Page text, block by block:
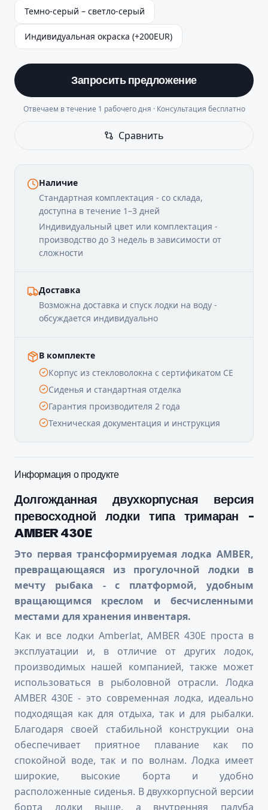
Темно-серый – светло-серый
Индивидуальная окраска (+200EUR)
Запросить предложение
Отвечаем в течение 1 рабочего дня · Консультация бесплатно
Сравнить
Наличие
Стандартная комплектация - со склада,
доступна в течение 1–3 дней
Индивидуальный цвет или комплектация -
производство до 3 недель в зависимости от
сложности
Доставка
Возможна доставка и спуск лодки на воду -
обсуждается индивидуально
В комплекте
Корпус из стекловолокна с сертификатом CE
Сиденья и стандартная отделка
Гарантия производителя 2 года
Техническая документация и инструкция
Информация о продукте
Долгожданная двухкорпусная версия
превосходной лодки типа тримаран -
AMBER 430E
Это первая трансформируемая лодка AMBER,
превращающаяся из прогулочной лодки в
мечту рыбака - с платформой, удобным
вращающимся креслом и бесчисленными
местами для хранения инвентаря.
Как и все лодки Amberlat, AMBER 430E проста в
эксплуатации и, в отличие от других лодок,
производимых нашей компанией, также может
использоваться в рыболовной отрасли. Лодка
AMBER 430E - это современная лодка, идеально
подходящая как для отдыха, так и для рыбалки.
Благодаря своей стабильной конструкции она
обеспечивает приятное плавание как по
спокойной воде, так и по волнам. Лодка имеет
широкие, высокие борта и удобно
расположенные сиденья. В двухкорпусной версии
борта лодки выше, а внутренняя палуба